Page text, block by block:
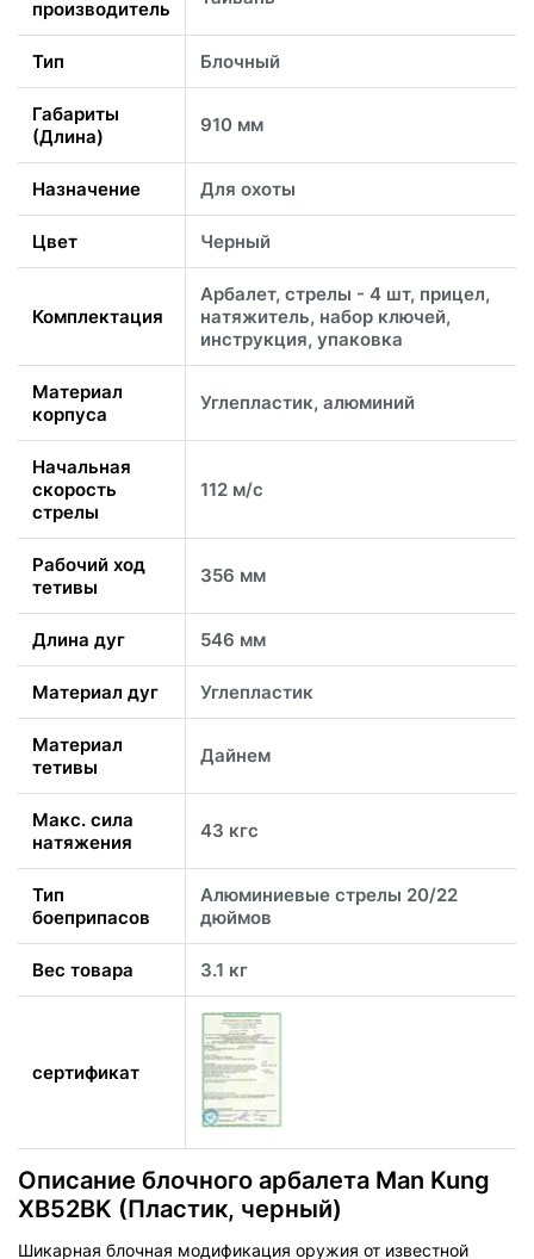
производитель
Тип Блочный
Габариты
(Длина)
910 мм
Назначение Для охоты
Цвет Черный
Комплектация
Арбалет, стрелы - 4 шт, прицел,
натяжитель, набор ключей,
инструкция, упаковка
Материал
корпуса
Углепластик, алюминий
Начальная
скорость
стрелы
112 м/с
Рабочий ход
тетивы
356 мм
Длина дуг 546 мм
Материал дуг Углепластик
Материал
тетивы
Дайнем
Макс. сила
натяжения
43 кгс
Тип
боеприпасов
Алюминиевые стрелы 20/22
дюймов
Вес товара 3.1 кг
сертификат
Описание блочного арбалета Man Kung
XB52BK (Пластик, черный)
Шикарная блочная модификация оружия от известной